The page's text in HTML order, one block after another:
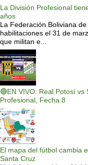
La División Profesional
años
La Federación Boliviana
habilitaciones el 31 de
que militan e...
🔴EN VIVO: Real Potosí vs
Profesional, Fecha 8
El mapa del fútbol cambia
Santa Cruz